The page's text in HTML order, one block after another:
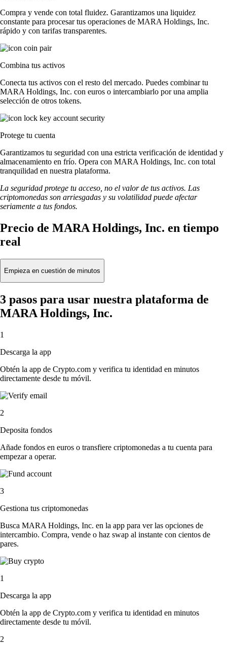
Compra y vende con total fluidez. Garantizamos una liquidez
constante para procesar tus operaciones de MARA Holdings, Inc.
rápido y con tarifas transparentes.
Combina tus activos
Conecta tus activos con el resto del mercado. Puedes combinar tu
MARA Holdings, Inc. con euros o intercambiarlo por una amplia
selección de otros tokens.
Protege tu cuenta
Garantizamos tu seguridad con una estricta verificación de identidad y
almacenamiento en frío. Opera con MARA Holdings, Inc. con total
tranquilidad en nuestra plataforma.
La seguridad protege tu acceso, no el valor de tus activos. Las
criptomonedas son arriesgadas y su volatilidad puede afectar
seriamente a tus fondos.
Precio de MARA Holdings, Inc. en tiempo
real
Empieza en cuestión de minutos
3 pasos para usar nuestra plataforma de
MARA Holdings, Inc.
1
Descarga la app
Obtén la app de Crypto.com y verifica tu identidad en minutos
directamente desde tu móvil.
2
Deposita fondos
Añade fondos en euros o transfiere criptomonedas a tu cuenta para
empezar a operar.
3
Gestiona tus criptomonedas
Busca MARA Holdings, Inc. en la app para ver las opciones de
intercambio. Compra, vende o haz swap al instante con cientos de
pares.
1
Descarga la app
Obtén la app de Crypto.com y verifica tu identidad en minutos
directamente desde tu móvil.
2